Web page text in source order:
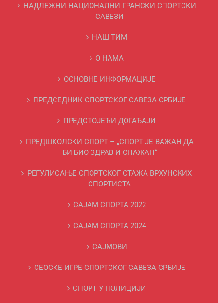
НАДЛЕЖНИ НАЦИОНАЛНИ ГРАНСКИ СПОРТСКИ
САВЕЗИ
НАШ ТИМ
О НАМА
ОСНОВНЕ ИНФОРМАЦИЈЕ
ПРЕДСЕДНИК СПОРТСКОГ САВЕЗА СРБИЈЕ
ПРЕДСТОЈЕЋИ ДОГАЂАЈИ
ПРЕДШКОЛСКИ СПОРТ – „СПОРТ ЈЕ ВАЖАН ДА
БИ БИО ЗДРАВ И СНАЖАН“
РЕГУЛИСАЊЕ СПОРТСKОГ СТАЖА ВРХУНСKИХ
СПОРТИСТА
САЈАМ СПОРТА 2022
САЈАМ СПОРТА 2024
САЈМОВИ
СЕОСКЕ ИГРЕ СПОРТСКОГ САВЕЗА СРБИЈЕ
СПОРТ У ПОЛИЦИЈИ